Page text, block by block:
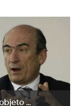
Muerte de Pizano ha sido objeto de una leyenda colectiva infame: exfiscal Martínez